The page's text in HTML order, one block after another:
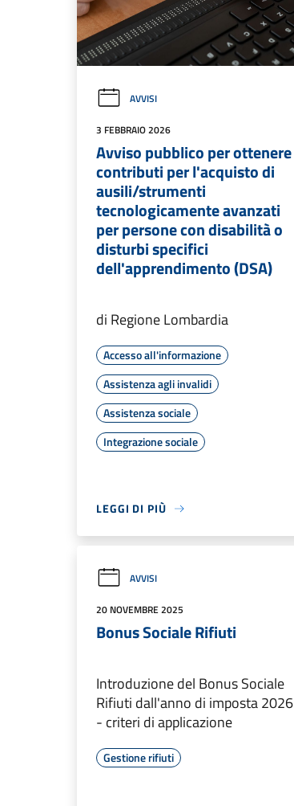
AVVISI
3 FEBBRAIO 2026
Avviso pubblico per ottenere
contributi per l'acquisto di
ausili/strumenti
tecnologicamente avanzati
per persone con disabilità o
disturbi specifici
dell'apprendimento (DSA)
di Regione Lombardia
Accesso all'informazione
Assistenza agli invalidi
Assistenza sociale
Integrazione sociale
LEGGI DI PIÙ
AVVISI
20 NOVEMBRE 2025
Bonus Sociale Rifiuti
Introduzione del Bonus Sociale
Rifiuti dall'anno di imposta 2026
- criteri di applicazione
Gestione rifiuti